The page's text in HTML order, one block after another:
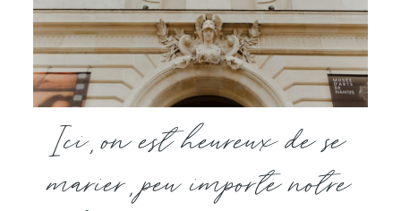
Ici, on est heureux de se
marier, peu importe notre